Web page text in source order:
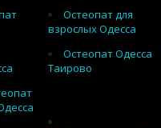
Остеопат для
взрослых Одесса
Остеопат Одесса
Таирово